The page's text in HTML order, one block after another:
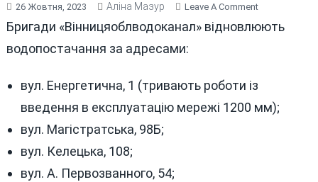
26 Жовтня, 2023 Аліна Мазур Leave A CommentOn
ПЕРЕЛІК
ВІННИЦІ
26
Бригади «Вінницяоблводоканал» відновлюють
водопостачання за адресами:
вул. Енергетична, 1 (тривають роботи із
введення в експлуатацію мережі 1200 мм);
вул. Магістратська, 98Б;
вул. Келецька, 108;
вул. А. Первозванного, 54;